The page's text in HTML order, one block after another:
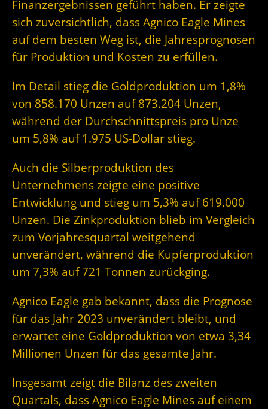
Finanzergebnissen geführt haben. Er zeigte
sich zuversichtlich, dass Agnico Eagle Mines
auf dem besten Weg ist, die Jahresprognosen
für Produktion und Kosten zu erfüllen.
Im Detail stieg die Goldproduktion um 1,8%
von 858.170 Unzen auf 873.204 Unzen,
während der Durchschnittspreis pro Unze
um 5,8% auf 1.975 US-Dollar stieg.
Auch die Silberproduktion des
Unternehmens zeigte eine positive
Entwicklung und stieg um 5,3% auf 619.000
Unzen. Die Zinkproduktion blieb im Vergleich
zum Vorjahresquartal weitgehend
unverändert, während die Kupferproduktion
um 7,3% auf 721 Tonnen zurückging.
Agnico Eagle gab bekannt, dass die Prognose
für das Jahr 2023 unverändert bleibt, und
erwartet eine Goldproduktion von etwa 3,34
Millionen Unzen für das gesamte Jahr.
Insgesamt zeigt die Bilanz des zweiten
Quartals, dass Agnico Eagle Mines auf einem